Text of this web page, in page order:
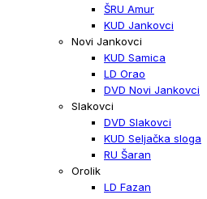
ŠRU Amur
KUD Jankovci
Novi Jankovci
KUD Samica
LD Orao
DVD Novi Jankovci
Slakovci
DVD Slakovci
KUD Seljačka sloga
RU Šaran
Orolik
LD Fazan